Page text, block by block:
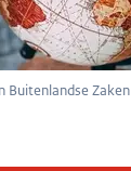
Buitenlandse Zaken